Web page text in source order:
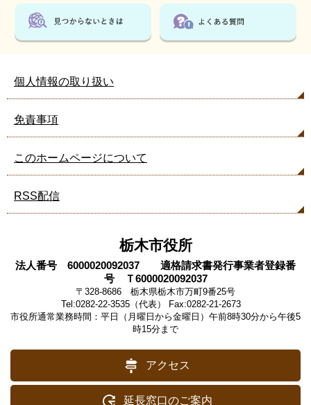
個人情報の取り扱い
免責事項
このホームページについて
RSS配信
栃木市役所
法人番号 6000020092037 適格請求書発行事業者登録番
号 Ｔ6000020092037
〒328-8686 栃木県栃木市万町9番25号
Tel:0282-22-3535（代表） Fax:0282-21-2673
市役所通常業務時間：平日（月曜日から金曜日）午前8時30分から午後5
時15分まで
アクセス
延長窓口のご案内